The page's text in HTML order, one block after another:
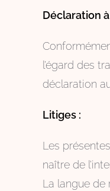
Déclaration à
l’égard des
déclaration
Litiges :
Les
naître de
La langue de